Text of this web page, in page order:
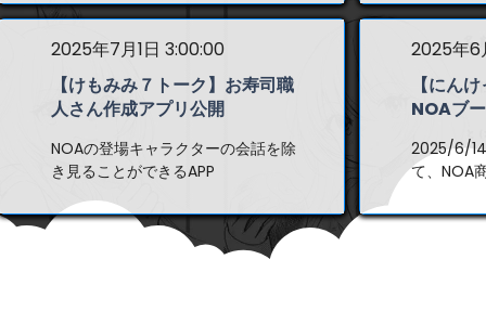
2025年7月1日 3:00:00
【けもみみ７トーク】お寿司職
人さん作成アプリ公開
NOAの登場キャラクターの会話を除
き見ることができるAPP
2025年6
【にん
NOAブ
2025/6/
て、NOA